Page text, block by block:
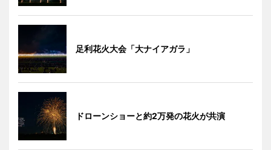
足利花火大会「大ナイアガラ」
ドローンショーと約2万発の花火が共演